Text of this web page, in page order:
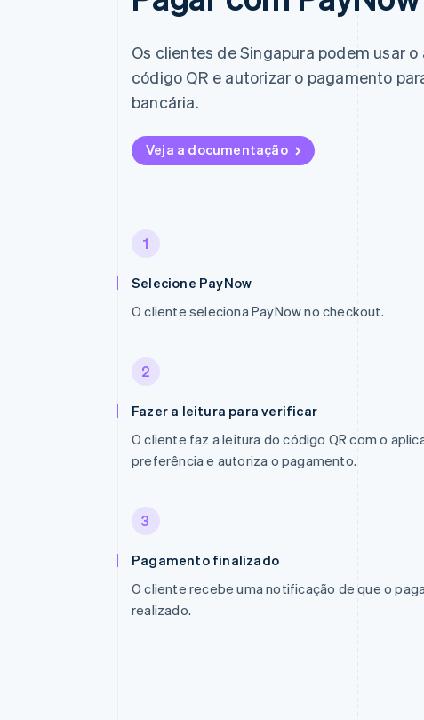
Os clientes de Singapura podem usar
código QR e autorizar o pagamento
bancária.
Veja a documentação
1
Selecione PayNow
O cliente seleciona PayNow no checkout.
2
Fazer a leitura para verificar
O cliente faz a leitura do código QR com o
preferência e autoriza o pagamento.
3
Pagamento finalizado
O cliente recebe uma notificação de que o
realizado.